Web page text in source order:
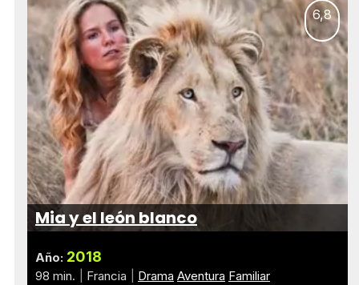
6,8
Mia y el león blanco
Año: 2018
98 min. Francia Drama Aventura Familiar